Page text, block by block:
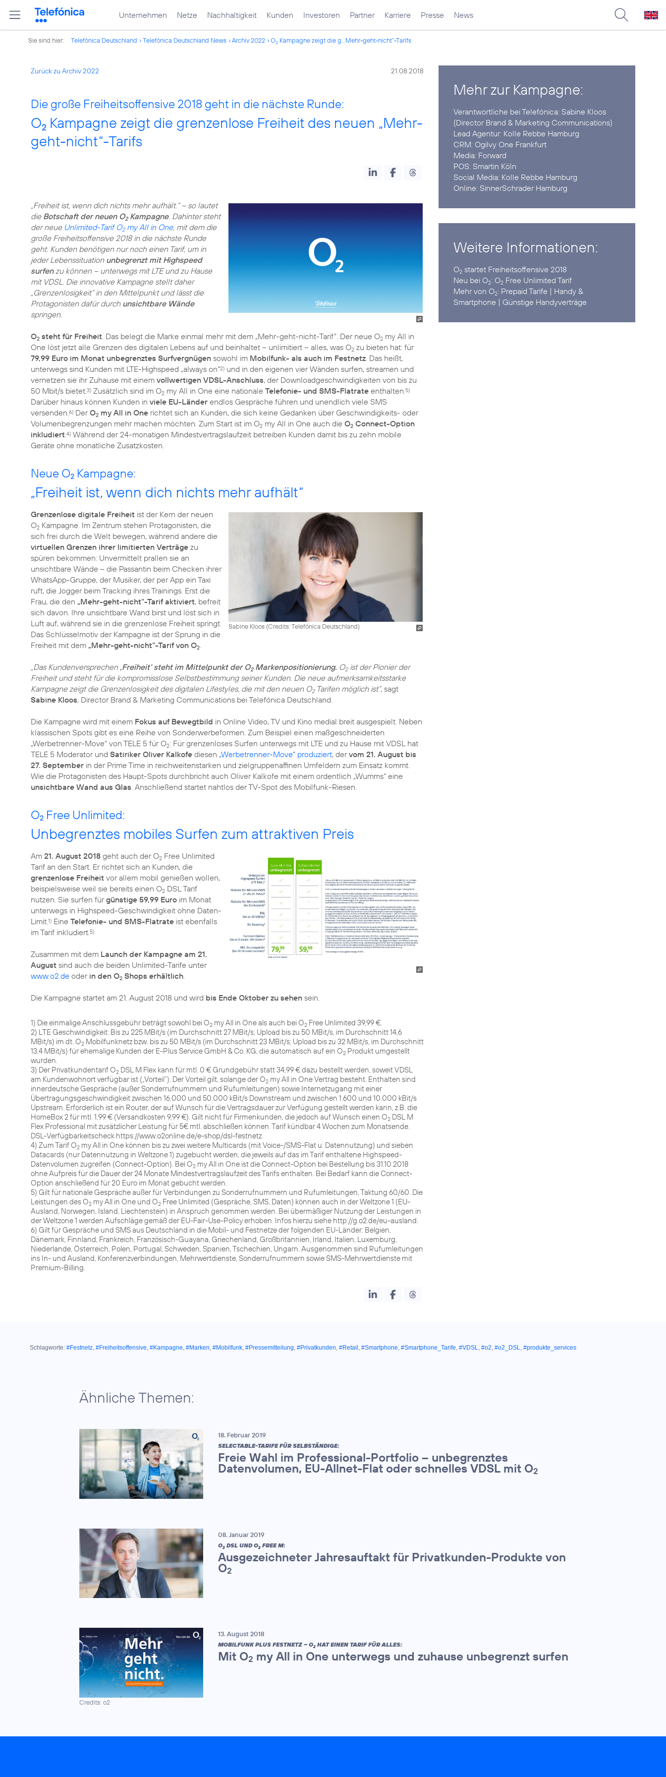
Unternehmen Netze Nachhaltigkeit Kunden Investoren Partner Karriere Presse News
Sie sind hier: Telefónica Deutschland Telefónica Deutschland News Archiv 2022 O2 Kampagne zeigt die g...Mehr-geht-nicht“-Tarifs
Zurück zu Archiv 2022 21.08.2018
Die große Freiheitsoffensive 2018 geht in die nächste Runde:
O2 Kampagne zeigt die grenzenlose Freiheit des neuen „Mehr-
geht-nicht“-Tarifs
„Freiheit ist, wenn dich nichts mehr aufhält.“ – so lautet
die Botschaft der neuen O2Kampagne. Dahinter steht
der neue Unlimited-Tarif O2my All in One, mit dem die
große Freiheitsoffensive 2018 in die nächste Runde
geht. Kunden benötigen nur noch einen Tarif, um in
jeder Lebenssituation unbegrenzt mit Highspeed
surfenzu können – unterwegs mit LTE und zu Hause
mit VDSL. Die innovative Kampagne stellt daher
„Grenzenlosigkeit“ in den Mittelpunkt und lässt die
Protagonisten dafür durch unsichtbare Wände
springen.
O2 steht für Freiheit. Das belegt die Marke einmal mehr mit dem „Mehr-geht-nicht-Tarif“. Der neue O2 my All in
One löst jetzt alle Grenzen des digitalen Lebens auf und beinhaltet – unlimitiert – alles, was O2 zu bieten hat: für
79,99 Euro im Monat unbegrenztes Surfvergnügen sowohl im Mobilfunk- als auch im Festnetz. Das heißt,
unterwegs sind Kunden mit LTE-Highspeed „always on“2) und in den eigenen vier Wänden surfen, streamen und
vernetzen sie ihr Zuhause mit einem vollwertigen VDSL-Anschluss, der Downloadgeschwindigkeiten von bis zu
50 Mbit/s bietet.3) Zusätzlich sind im O2 my All in One eine nationale Telefonie- und SMS-Flatrate enthalten.5)
Darüber hinaus können Kunden in viele EU-Länder endlos Gespräche führen und unendlich viele SMS
versenden.6) DerO2 my All in One richtet sich an Kunden, die sich keine Gedanken über Geschwindigkeits- oder
Volumenbegrenzungen mehr machen möchten. Zum Start ist im O2 my All in One auch die O2 Connect-Option
inkludiert.4) Während der 24-monatigen Mindestvertragslaufzeit betreiben Kunden damit bis zu zehn mobile
Geräte ohne monatliche Zusatzkosten.
Neue O2 Kampagne:
„Freiheit ist, wenn dich nichts mehr aufhält“
Sabine Kloos (Credits: Telefónica Deutschland)
Grenzenlose digitale Freiheit ist der Kern der neuen
O2 Kampagne. Im Zentrum stehen Protagonisten, die
sich frei durch die Welt bewegen, während andere die
virtuellen Grenzen ihrer limitierten Verträge zu
spüren bekommen: Unvermittelt prallen sie an
unsichtbare Wände – die Passantin beim Checken ihrer
WhatsApp-Gruppe, der Musiker, der per App ein Taxi
ruft, die Jogger beim Tracking ihres Trainings. Erst die
Frau, die den „Mehr-geht-nicht“-Tarif aktiviert, befreit
sich davon. Ihre unsichtbare Wand birst und löst sich in
Luft auf, während sie in die grenzenlose Freiheit springt.
Das Schlüsselmotiv der Kampagne ist der Sprung in die
Freiheit mit dem „Mehr-geht-nicht“-Tarif von O2.
„Das Kundenversprechen ,Freiheit‘ steht im Mittelpunkt der O2Markenpositionierung. O2ist der Pionier der
Freiheit und steht für die kompromisslose Selbstbestimmung seiner Kunden. Die neue aufmerksamkeitsstarke
Kampagne zeigt die Grenzenlosigkeit des digitalen Lifestyles, die mit den neuen O2Tarifen möglich ist“, sagt
Sabine Kloos, Director Brand & Marketing Communications bei Telefónica Deutschland.
Die Kampagne wird mit einem Fokus auf Bewegtbild in Online Video, TV und Kino medial breit ausgespielt. Neben
klassischen Spots gibt es eine Reihe von Sonderwerbeformen. Zum Beispiel einen maßgeschneiderten
„Werbetrenner-Move“ von TELE 5 für O2: Für grenzenloses Surfen unterwegs mit LTE und zu Hause mit VDSL hat
TELE 5 Moderator und Satiriker Oliver Kalkofe diesen „Werbetrenner-Move“ produziert, dervom 21. August bis
27. September in der Prime Time in reichweitenstarken und zielgruppenaffinen Umfeldern zum Einsatz kommt.
Wie die Protagonisten des Haupt-Spots durchbricht auch Oliver Kalkofe mit einem ordentlich „Wumms“ eine
unsichtbare Wand aus Glas. Anschließend startet nahtlos der TV-Spot des Mobilfunk-Riesen.
O2 Free Unlimited:
Unbegrenztes mobiles Surfen zum attraktiven Preis
Am 21. August 2018 geht auch der O2 Free Unlimited
Tarif an den Start. Er richtet sich an Kunden, die
grenzenlose Freiheit vor allem mobil genießen wollen,
beispielsweise weil sie bereits einen O2 DSL Tarif
nutzen. Sie surfen fürgünstige 59,99 Euro im Monat
unterwegs in Highspeed-Geschwindigkeit ohne Daten-
Limit.1) Eine Telefonie- und SMS-Flatrate ist ebenfalls
im Tarif inkludiert.5)
Zusammen mit dem Launch der Kampagne am 21.
August sind auch die beiden Unlimited-Tarife unter
www.o2.de oder in den O2 Shops erhältlich.
Die Kampagne startet am 21. August 2018 und wird bis Ende Oktober zu sehen sein.
1) Die einmalige Anschlussgebühr beträgt sowohl bei O2 my All in One als auch bei O2 Free Unlimited 39,99 €.
2) LTE Geschwindigkeit: Bis zu 225 MBit/s (im Durchschnitt 27 MBit/s; Upload bis zu 50 MBit/s, im Durchschnitt 14,6
MBit/s) im dt. O2 Mobilfunknetz bzw. bis zu 50 MBit/s (im Durchschnitt 23 MBit/s; Upload bis zu 32 MBit/s, im Durchschnitt
13,4 MBit/s) für ehemalige Kunden der E-Plus Service GmbH & Co. KG, die automatisch auf ein O2 Produkt umgestellt
wurden.
3) Der Privatkundentarif O2 DSL M Flex kann für mtl. 0 € Grundgebühr statt 34,99 € dazu bestellt werden, soweit VDSL
am Kundenwohnort verfügbar ist („Vorteil“). Der Vorteil gilt, solange der O2 my All in One Vertrag besteht. Enthalten sind
innerdeutsche Gespräche (außer Sonderrufnummern und Rufumleitungen) sowie Internetzugang mit einer
Übertragungsgeschwindigkeit zwischen 16.000 und 50.000 kBit/s Downstream und zwischen 1.600 und 10.000 kBit/s
Upstream. Erforderlich ist ein Router, der auf Wunsch für die Vertragsdauer zur Verfügung gestellt werden kann, z.B. die
HomeBox 2 für mtl. 1,99 € (Versandkosten 9,99 €). Gilt nicht für Firmenkunden, die jedoch auf Wunsch einen O2 DSL M
Flex Professional mit zusätzlicher Leistung für 5€ mtl. abschließen können. Tarif kündbar 4 Wochen zum Monatsende.
DSL-Verfügbarkeitscheck https://www.o2online.de/e-shop/dsl-festnetz.
4) Zum Tarif O2 my All in One können bis zu zwei weitere Multicards (mit Voice-/SMS-Flat u. Datennutzung) und sieben
Datacards (nur Datennutzung in Weltzone 1) zugebucht werden, die jeweils auf das im Tarif enthaltene Highspeed-
Datenvolumen zugreifen (Connect-Option). Bei O2 my All in One ist die Connect-Option bei Bestellung bis 31.10.2018
ohne Aufpreis für die Dauer der 24 Monate Mindestvertragslaufzeit des Tarifs enthalten. Bei Bedarf kann die Connect-
Option anschließend für 20 Euro im Monat gebucht werden.
5) Gilt für nationale Gespräche außer für Verbindungen zu Sonderrufnummern und Rufumleitungen, Taktung 60/60. Die
Leistungen des O2 my All in One und O2 Free Unlimited (Gespräche, SMS, Daten) können auch in der Weltzone 1 (EU-
Ausland, Norwegen, Island, Liechtenstein) in Anspruch genommen werden. Bei übermäßiger Nutzung der Leistungen in
der Weltzone 1 werden Aufschläge gemäß der EU-Fair-Use-Policy erhoben. Infos hierzu siehe http://g.o2.de/eu-ausland.
6) Gilt für Gespräche und SMS aus Deutschland in die Mobil- und Festnetze der folgenden EU-Länder: Belgien,
Dänemark, Finnland, Frankreich, Französisch-Guayana, Griechenland, Großbritannien, Irland, Italien, Luxemburg,
Niederlande, Österreich, Polen, Portugal, Schweden, Spanien, Tschechien, Ungarn. Ausgenommen sind Rufumleitungen
ins In- und Ausland, Konferenzverbindungen, Mehrwertdienste, Sonderrufnummern sowie SMS-Mehrwertdienste mit
Premium-Billing.
Mehr zur Kampagne:
Verantwortliche bei Telefónica: Sabine Kloos
(Director Brand & Marketing Communications)
Lead Agentur: Kolle Rebbe Hamburg
CRM: Ogilvy One Frankfurt
Media: Forward
POS: Smartin Köln
Social Media: Kolle Rebbe Hamburg
Online: SinnerSchrader Hamburg
Weitere Informationen:
O2 startet Freiheitsoffensive 2018
Neu bei O2: O2 Free Unlimited Tarif
Mehr von O2: Prepaid Tarife | Handy &
Smartphone | Günstige Handyverträge
Schlagworte: #Festnetz, #Freiheitsoffensive, #Kampagne, #Marken, #Mobilfunk, #Pressemitteilung, #Privatkunden, #Retail , #Smartphone, #Smartphone_Tarife, #VDSL, #o2, #o2_DSL, #produkte_services
Ähnliche Themen:
18. Februar 2019
SELECTABLE-TARIFE FÜR SELBSTÄNDIGE:
Freie Wahl im Professional-Portfolio – unbegrenztes
Datenvolumen, EU-Allnet-Flat oder schnelles VDSL mit O2
08. Januar 2019
O2 DSL UND O2 FREE M:
Ausgezeichneter Jahresauftakt für Privatkunden-Produkte von
O2
Credits: o2
13. August 2018
MOBILFUNK PLUS FESTNETZ – O2 HAT EINEN TARIF FÜR ALLES:
Mit O2 my All in One unterwegs und zuhause unbegrenzt surfen